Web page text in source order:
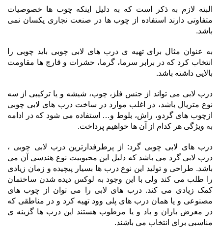
البته لازم به ذکر است که به دلیل اینکه چوب ها خصوصیات
متفاوتی دارند استفاده از چوب ها در صنعت نجاری یکسان نمی
باشد.
به عنوان مثال برای تهیه ی درب های لابی چوبی باید چوبی را
انتخاب کرد که در برابر سرما، گرما، حشرات و قارچ ها مقاومت
بالایی داشته باشد.
درب لابی می تواند از جنس فلز، چوب، شیشه و یا ترکیبی از سه
نوع متریال باشد، در اغلب موارد در ساخت درب های لابی چوبی
ازچوب های گردو، راش، بلوط و… استفاده می شود که در ادامه
به ویژگی هر کدام از آن ها خواهیم پرداخت.
درب های لابی چوبی گرد: از پرطرفدارترین درب لابی چوبی ،
درب لابی گرد می باشد که دلیل این محبوبیت نوع هندسی آن می
باشد. طراحی و تولید این نوع درب ها بسیار پیچیده و زمان زیادی
را طلب می کند ولی با این وجود به لوکس دیده شدن ساختمان
کمک زیادی می کند. درب های لابی را می توان از چوب های
مصنوعی و یا همان درب های پلی وود تهیه کرد و در مناطقی که
در معرض باران و باد و یا مرطوب هستند این درب ها گزینه ی
مناسبی برای انتخاب می باشند.